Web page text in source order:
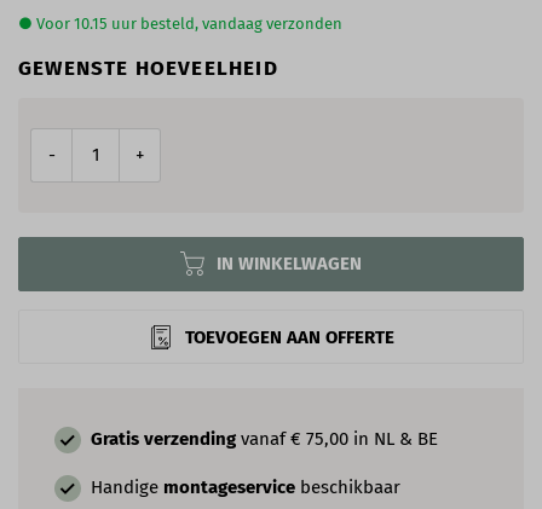
Gratis verzending vanaf € 75,00 in NL & BE
Handige montageservice beschikbaar
● Voor 10.15 uur besteld, vandaag verzonden
GEWENSTE HOEVEELHEID
- +
IN WINKELWAGEN
TOEVOEGEN AAN OFFERTE